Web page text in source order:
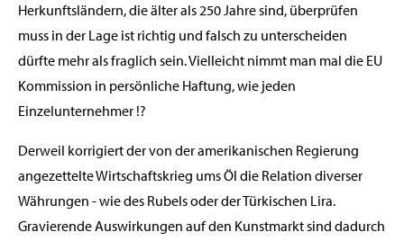
Herkunftsländern, die älter als 250 Jahre sind, überprüfen
muss in der Lage ist richtig und falsch zu unterscheiden
dürfte mehr als fraglich sein. Vielleicht nimmt man mal die EU
Kommission in persönliche Haftung, wie jeden
Einzelunternehmer !?
Derweil korrigiert der von der amerikanischen Regierung
angezettelte Wirtschaftskrieg ums Öl die Relation diverser
Währungen - wie des Rubels oder der Türkischen Lira.
Gravierende Auswirkungen auf den Kunstmarkt sind dadurch